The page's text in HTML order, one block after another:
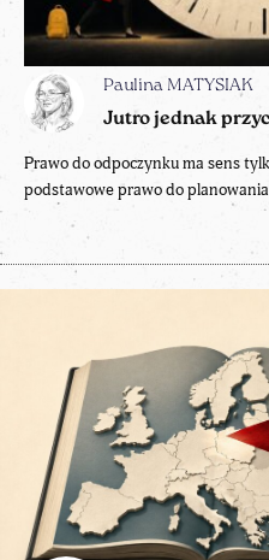
Paulina MATYSIAK
Jutro jednak
Prawo do odpoczynku ma sens
podstawowe prawo do planowania